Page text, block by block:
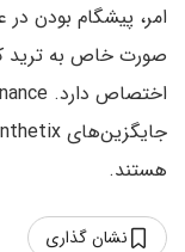
امر، پیشگام بودن
صورت خاص به ترید
هستند.
نشان گذاری